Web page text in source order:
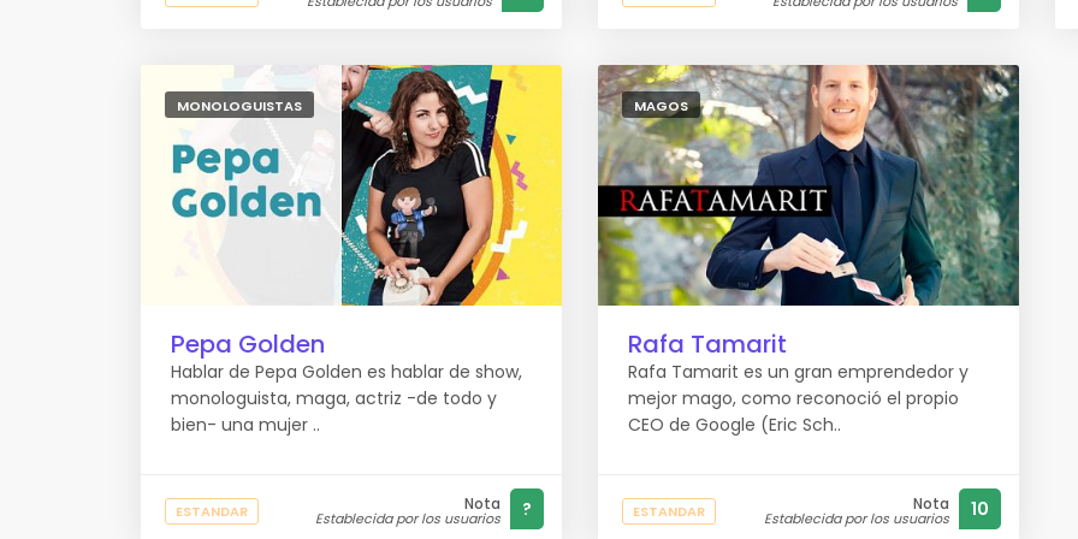
MONOLOGUISTAS
Pepa Golden
Hablar de Pepa Golden es hablar de show,
monologuista, maga, actriz -de todo y
bien- una mujer ..
ESTANDAR Nota
Establecida por los usuarios ?
MAGOS
Rafa Tamarit
Rafa Tamarit es un gran emprendedor y
mejor mago, como reconoció el propio
CEO de Google (Eric Sch..
ESTANDAR Nota
Establecida por los usuarios 10